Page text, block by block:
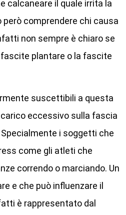
calcaneare il quale irrita la
comprendere chi causa
non sempre è chiaro se
plantare o la fascite
suscettibili a questa
eccessivo sulla fascia
i soggetti che
come gli atleti che
correndo o marciando. Un
e che può influenzare il
è rappresentato dal